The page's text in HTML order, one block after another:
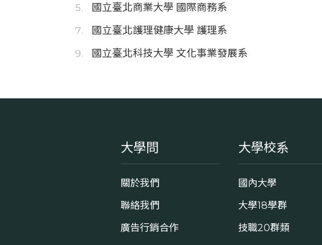
國立臺北商業大學 國際商務系
國立臺北護理健康大學 護理系
國立臺北科技大學 文化事業發展系
大學問
關於我們
聯絡我們
廣告行銷合作
大學校系
國內大學
大學18學群
技職20群類